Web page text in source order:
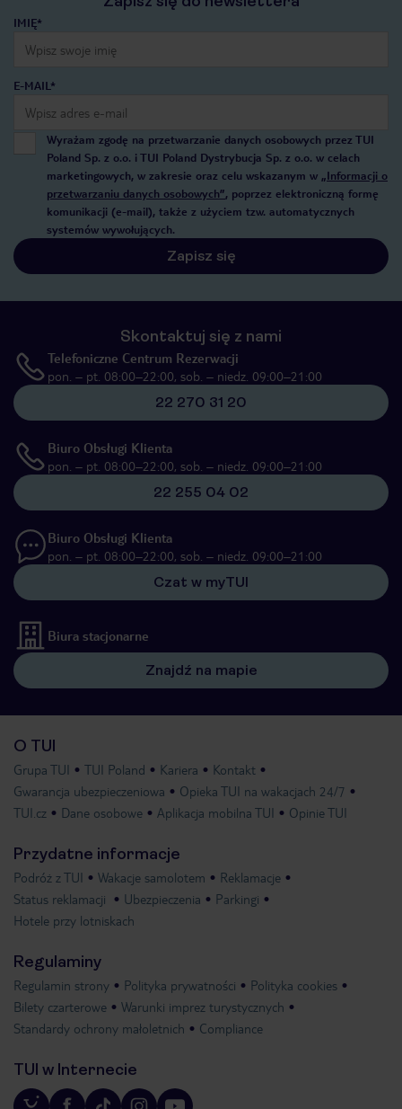
IMIĘ*
E-MAIL*
Wyrażam zgodę na przetwarzanie danych osobowych przez TUI
Poland Sp. z o.o. i TUI Poland Dystrybucja Sp. z o.o. w celach
marketingowych, w zakresie oraz celu wskazanym w „Informacji o
przetwarzaniu danych osobowych”, poprzez elektroniczną formę
komunikacji (e-mail), także z użyciem tzw. automatycznych
systemów wywołujących.
Zapisz się
Skontaktuj się z nami
Telefoniczne Centrum Rezerwacji
pon. – pt. 08:00–22:00, sob. – niedz. 09:00–21:00
22 270 31 20
Biuro Obsługi Klienta
pon. – pt. 08:00–22:00, sob. – niedz. 09:00–21:00
22 255 04 02
Biuro Obsługi Klienta
pon. – pt. 08:00–22:00, sob. – niedz. 09:00–21:00
Czat w myTUI
Biura stacjonarne
Znajdź na mapie
O TUI
Grupa TUI TUI Poland Kariera
Kontakt
Gwarancja ubezpieczeniowa
Opieka TUI na wakacjach 24/7
TUI.cz
Dane osobowe Aplikacja mobilna TUI Opinie TUI
Przydatne informacje
Podróż z TUI Wakacje samolotem
Reklamacje
Status reklamacji
Ubezpieczenia
Parkingi
Hotele przy lotniskach
Regulaminy
Regulamin strony Polityka prywatności
Polityka cookies
Bilety czarterowe
Warunki imprez turystycznych
Standardy ochrony małoletnich
Compliance
TUI w Internecie